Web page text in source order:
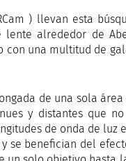
) llevan esta
alrededor de
con una multitud de
de una sola
y distantes que
de onda de luz
se benefician del